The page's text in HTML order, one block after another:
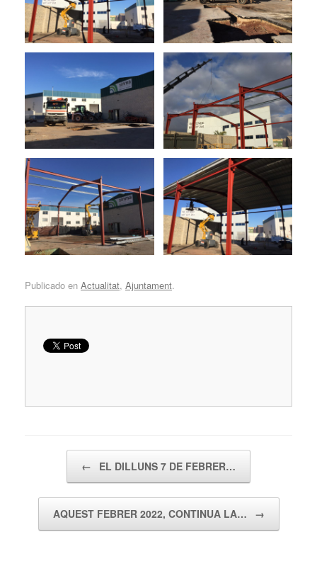
Publicado en Actualitat, Ajuntament.
← EL DILLUNS 7 DE FEBRER…
AQUEST FEBRER 2022, CONTINUA LA… →